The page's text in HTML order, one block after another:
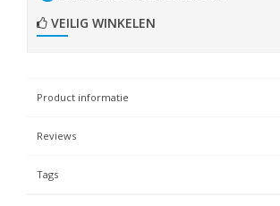
VEILIG WINKELEN
Product informatie
Reviews
Tags